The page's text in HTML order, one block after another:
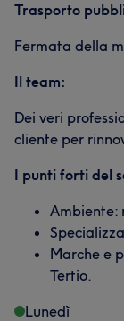
Trasporto
Fermata della
Il team:
Dei veri
cliente per
I punti forti del
Ambiente:
Marche e
Tertio.
Lunedì